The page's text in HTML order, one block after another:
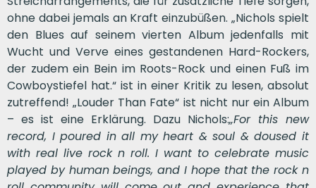
ohne dabei jemals an Kraft einzubüßen. „Nichols spielt
den Blues auf seinem vierten Album jedenfalls mit
Wucht und Verve eines gestandenen Hard-Rockers,
der zudem ein Bein im Roots-Rock und einen Fuß im
Cowboystiefel hat.“ ist in einer Kritik zu lesen, absolut
zutreffend! „Louder Than Fate“ ist nicht nur ein Album
– es ist eine Erklärung. Dazu Nichols:„For this new
record, I poured in all my heart & soul & doused it
with real live rock n roll. I want to celebrate music
played by human beings, and I hope that the rock n